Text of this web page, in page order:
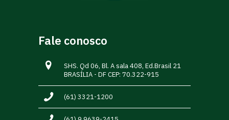
Fale conosco
SHS. Qd 06, Bl. A sala 408, Ed.Brasil 21
BRASÍLIA - DF CEP: 70.322-915
(61) 3321-1200